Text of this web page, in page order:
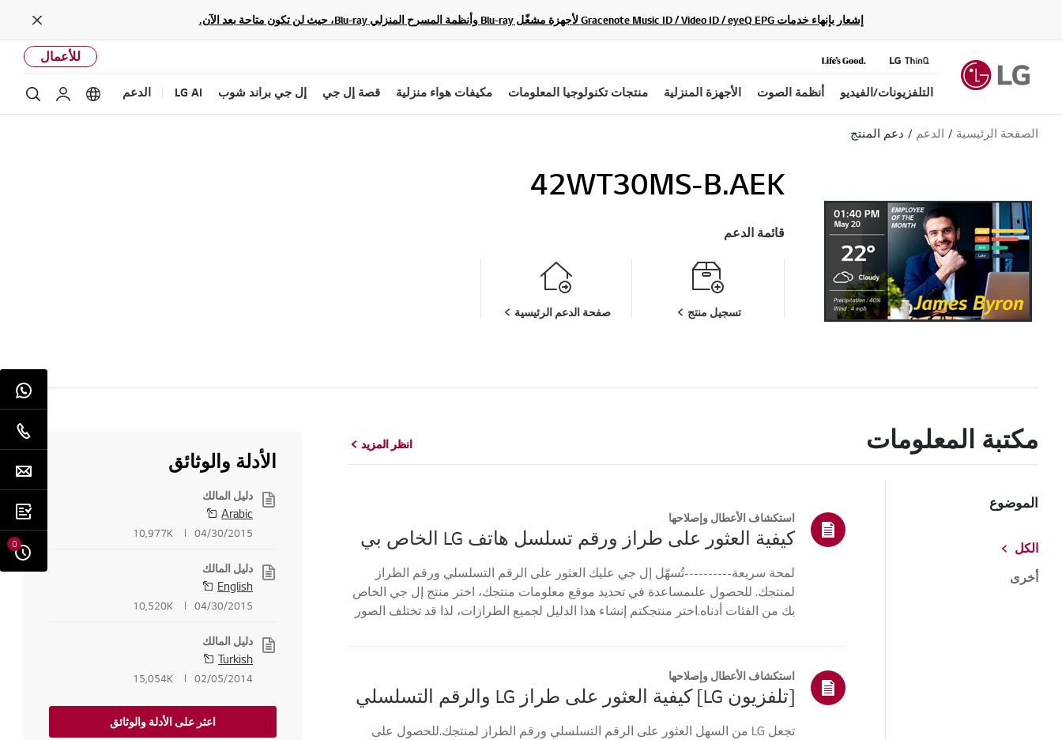
إشعار بإنهاء خدمات Gracenote Music ID / Video ID / eyeQ EPG لأجهزة مشغّل Blu-ray وأنظمة المسرح المنزلي Blu-ray، حيث لن تكون متاحة بعد الآن.
Close
للأعمال
التلفزيونات/الفيديو أنظمة الصوت الأجهزة المنزلية منتجات تكنولوجيا المعلومات مكيفات هواء منزلية قصة إل جي إل جي براند شوب LG AI الدعم optionsحساب
الصفحة الرئيسية الدعم دعم المنتج
42WT30MS-B.AEK
قائمة الدعم
تسجيل منتج صفحة الدعم الرئيسية
مكتبة المعلومات انظر المزيد
الموضوع
الكل
أخرى
استكشاف الأعطال وإصلاحها
كيفية العثور على طراز ورقم تسلسل هاتف LG الخاص بي
لمحة سريعة----------تُسهّل إل جي عليك العثور على الرقم التسلسلي ورقم الطراز
لمنتجك. للحصول علىمساعدة في تحديد موقع معلومات منتجك، اختر منتج إل جي الخاص
بك من الفئات أدناه.اختر منتجكتم إنشاء هذا الدليل لجميع الطرازات، لذا قد تختلف الصور
استكشاف الأعطال وإصلاحها
[تلفزيون LG] كيفية العثور على طراز LG والرقم التسلسلي
تجعل LG من السهل العثور على الرقم التسلسلي ورقم الطراز لمنتجك.للحصول على
انظر المزيد
الأدلة والوثائق
دليل المالك
Arabic
04/30/2015
10,977K
دليل المالك
English
04/30/2015
10,520K
دليل المالك
Turkish
02/05/2014
15,054K
اعثر على الأدلة والوثائق
0